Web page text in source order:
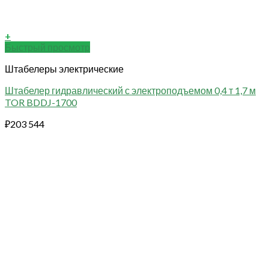
+
Быстрый просмотр
Штабелеры электрические
Штабелер гидравлический с электроподъемом 0,4 т 1,7 м
TOR BDDJ-1700
₽203 544